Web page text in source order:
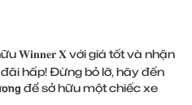
𝐖𝐢𝐧𝐧𝐞𝐫 𝐗 với giá tốt và nhận
hấp! Đừng bỏ lỡ, hãy đến
để sở hữu một chiếc xe